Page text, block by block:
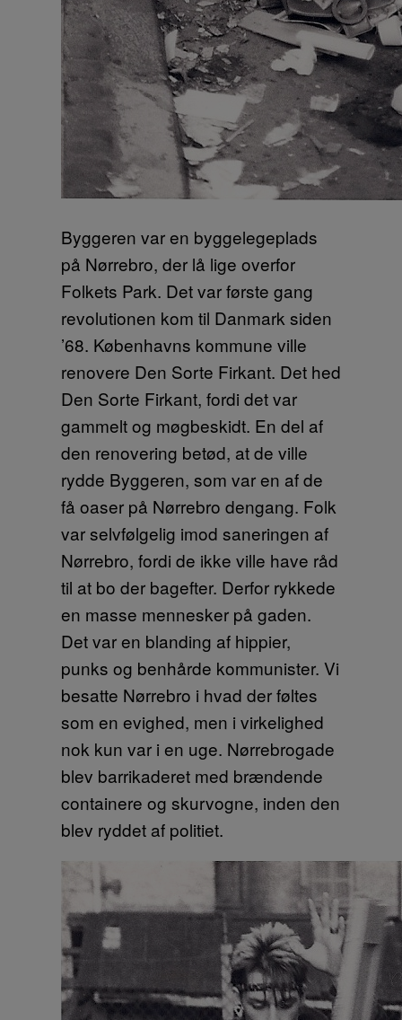
Byggeren var en byggelegeplads
på Nørrebro, der lå lige overfor
Folkets Park. Det var første gang
revolutionen kom til Danmark siden
’68. Københavns kommune ville
renovere Den Sorte Firkant. Det hed
Den Sorte Firkant, fordi det var
gammelt og møgbeskidt. En del af
den renovering betød, at de ville
rydde Byggeren, som var en af de
få oaser på Nørrebro dengang. Folk
var selvfølgelig imod saneringen af
Nørrebro, fordi de ikke ville have råd
til at bo der bagefter. Derfor rykkede
en masse mennesker på gaden.
Det var en blanding af hippier,
punks og benhårde kommunister. Vi
besatte Nørrebro i hvad der føltes
som en evighed, men i virkelighed
nok kun var i en uge. Nørrebrogade
blev barrikaderet med brændende
containere og skurvogne, inden den
blev ryddet af politiet.